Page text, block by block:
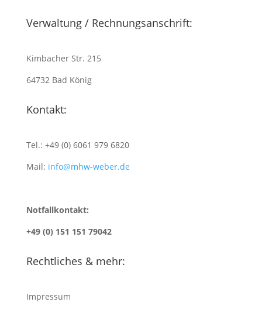
Verwaltung / Rechnungsanschrift:
Kimbacher Str. 215
64732 Bad König
Kontakt:
Tel.: +49 (0) 6061 979 6820
Mail: info@mhw-weber.de
Notfallkontakt:
+49 (0) 151 151 79042
Rechtliches & mehr:
Impressum